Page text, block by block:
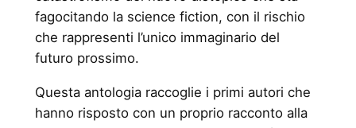
fagocitando la science fiction, con il rischio
che rappresenti l’unico immaginario del
futuro prossimo.
Questa antologia raccoglie i primi autori che
hanno risposto con un proprio racconto alla